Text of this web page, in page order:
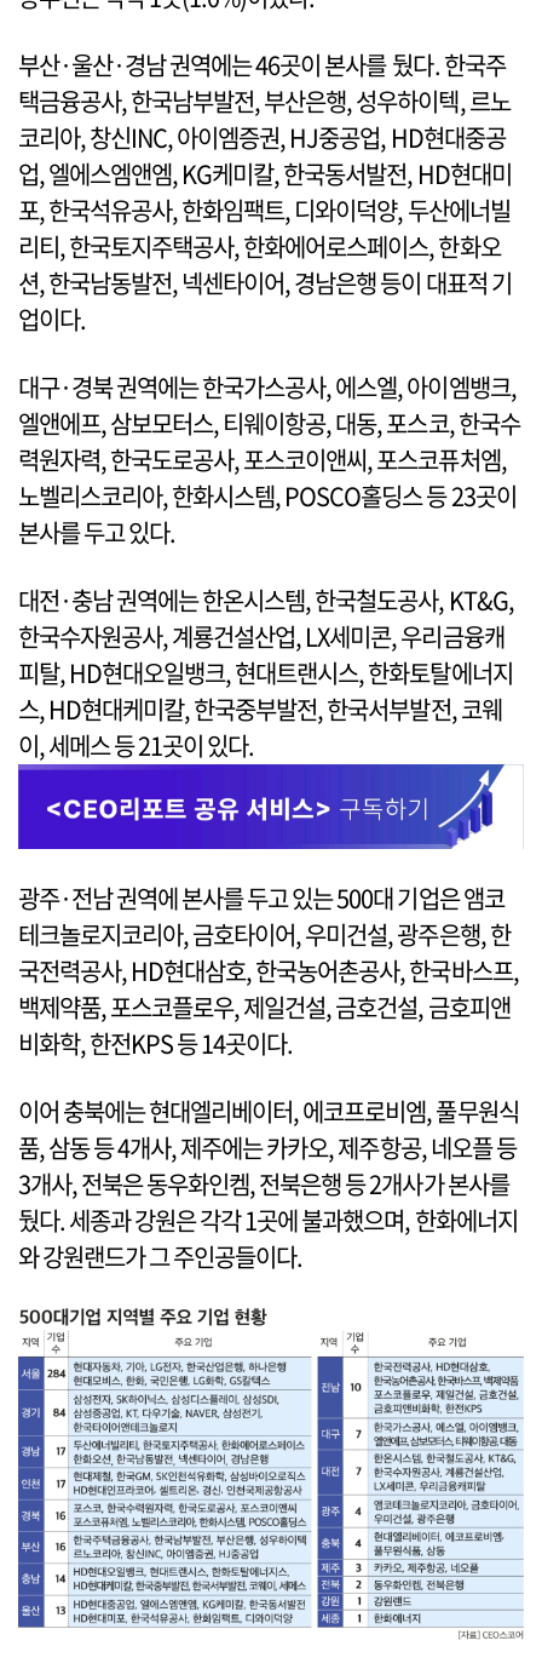
부산·울산·경남 권역에는 46곳이 본사를 뒀다. 한국주
택금융공사, 한국남부발전, 부산은행, 성우하이텍, 르노
코리아, 창신INC, 아이엠증권, HJ중공업, HD현대중공
업, 엘에스엠앤엠, KG케미칼, 한국동서발전, HD현대미
포, 한국석유공사, 한화임팩트, 디와이덕양, 두산에너빌
리티, 한국토지주택공사, 한화에어로스페이스, 한화오
션, 한국남동발전, 넥센타이어, 경남은행 등이 대표적 기
업이다.
대구·경북 권역에는 한국가스공사, 에스엘, 아이엠뱅크,
엘앤에프, 삼보모터스, 티웨이항공, 대동, 포스코, 한국수
력원자력, 한국도로공사, 포스코이앤씨, 포스코퓨처엠,
노벨리스코리아, 한화시스템, POSCO홀딩스 등 23곳이
본사를 두고 있다.
대전·충남 권역에는 한온시스템, 한국철도공사, KT&G,
한국수자원공사, 계룡건설산업, LX세미콘, 우리금융캐
피탈, HD현대오일뱅크, 현대트랜시스, 한화토탈에너지
스, HD현대케미칼, 한국중부발전, 한국서부발전, 코웨
이, 세메스 등 21곳이 있다.
광주·전남 권역에 본사를 두고 있는 500대 기업은 앰코
테크놀로지코리아, 금호타이어, 우미건설, 광주은행, 한
국전력공사, HD현대삼호, 한국농어촌공사, 한국바스프,
백제약품, 포스코플로우, 제일건설, 금호건설, 금호피앤
비화학, 한전KPS 등 14곳이다.
이어 충북에는 현대엘리베이터, 에코프로비엠, 풀무원식
품, 삼동 등 4개사, 제주에는 카카오, 제주항공, 네오플 등
3개사, 전북은 동우화인켐, 전북은행 등 2개사가 본사를
뒀다. 세종과 강원은 각각 1곳에 불과했으며, 한화에너지
와 강원랜드가 그 주인공들이다.